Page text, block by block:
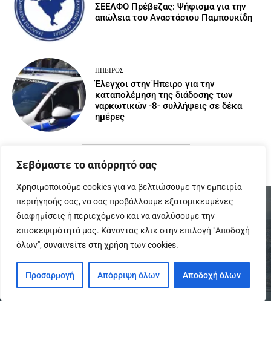
Σεβόμαστε το απόρρητό σας
Χρησιμοποιούμε cookies για να βελτιώσουμε την εμπειρία
περιήγησής σας, να σας προβάλλουμε εξατομικευμένες
διαφημίσεις ή περιεχόμενο και να αναλύσουμε την
επισκεψιμότητά μας. Κάνοντας κλικ στην επιλογή "Αποδοχή
όλων", συναινείτε στη χρήση των cookies.
Προσαρμογή Απόρριψη όλων Αποδοχή όλων
ΣΕΕΛΦΟ Πρέβεζας: Ψήφισμα για την
απώλεια του Αναστάσιου Παμπουκίδη
ΉΠΕΙΡΟΣ
Έλεγχοι στην Ήπειρο για την
καταπολέμηση της διάδοσης των
ναρκωτικών -8- συλλήψεις σε δέκα
ημέρες